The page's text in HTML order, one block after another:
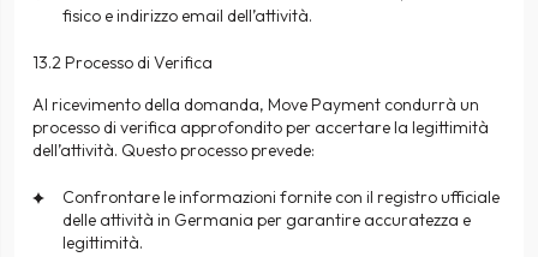
fisico e indirizzo email dell’attività.
13.2 Processo di Verifica
Al ricevimento della domanda, Move Payment condurrà un
processo di verifica approfondito per accertare la legittimità
dell’attività. Questo processo prevede:
Confrontare le informazioni fornite con il registro ufficiale
delle attività in Germania per garantire accuratezza e
legittimità.